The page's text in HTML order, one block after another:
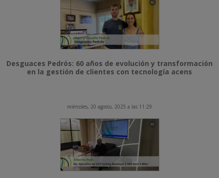
Desguaces Pedrós: 60 años de evolución y transformación
en la gestión de clientes con tecnología acens
miércoles, 20 agosto, 2025 a las 11:29